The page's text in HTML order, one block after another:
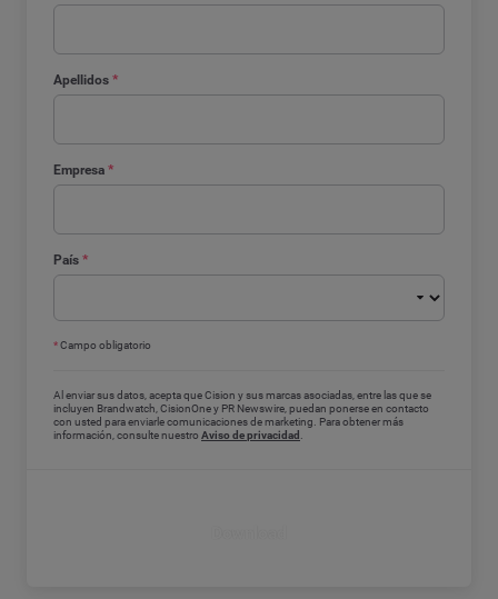
Apellidos *
Empresa *
País *
*Campo obligatorio
Al enviar sus datos, acepta que Cision y sus marcas asociadas, entre las que se
incluyen Brandwatch, CisionOne y PR Newswire, puedan ponerse en contacto
con usted para enviarle comunicaciones de marketing. Para obtener más
información, consulte nuestro Aviso de privacidad .